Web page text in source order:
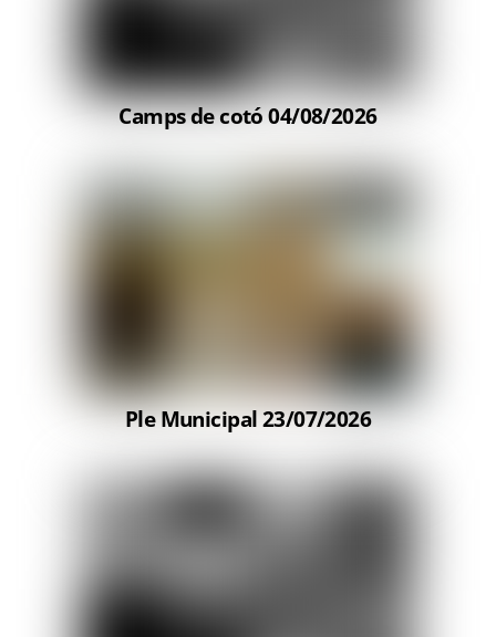
Camps de cotó 04/08/2026
Ple Municipal 23/07/2026